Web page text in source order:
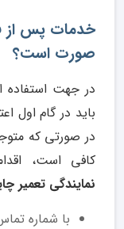
خدمات پس از
صورت است؟
در جهت استفاده
باید در گام اول
در صورتی که
کافی است،
نمایندگی تعمیر
با شماره